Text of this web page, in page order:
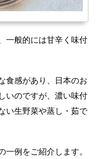
一般的には甘辛く味付
食感があり、日本のお
いのですが、濃い味付
い生野菜や蒸し・茹で
例をご紹介します。